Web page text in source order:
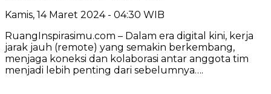
Kamis, 14 Maret 2024 - 04:30 WIB
RuangInspirasimu.com – Dalam era digital kini, kerja
jarak jauh (remote) yang semakin berkembang,
menjaga koneksi dan kolaborasi antar anggota tim
menjadi lebih penting dari sebelumnya….